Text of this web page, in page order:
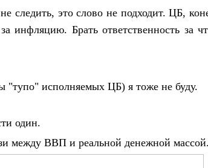
следить, это слово не подходит. ЦБ,
инфляцию. Брать ответственность за
"тупо" исполняемых ЦБ) я тоже не буду.
один.
между ВВП и реальной денежной массой.